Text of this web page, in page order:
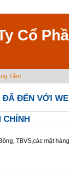
Cổ
Tâm
ĐẾN VỚI
CHÍNH
TBVS,các mặt